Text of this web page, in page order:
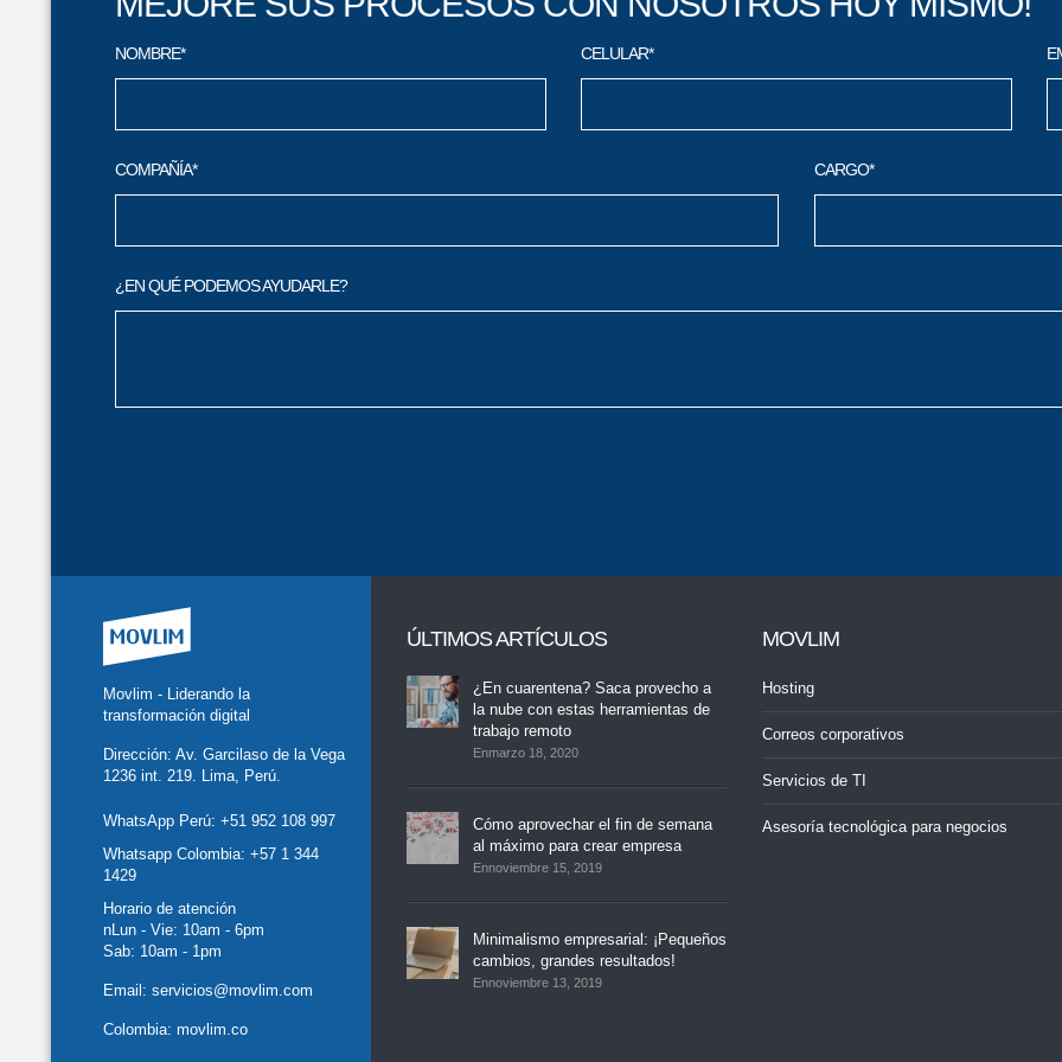
NOMBRE* CELULAR*
COMPAÑÍA* CARGO*
¿EN QUÉ PODEMOS AYUDARLE?
Movlim - Liderando la
transformación digital
Dirección: Av. Garcilaso de la Vega
1236 int. 219. Lima, Perú.
WhatsApp Perú: +51 952 108 997
Whatsapp Colombia: +57 1 344
1429
Horario de atención
nLun - Vie: 10am - 6pm
Sab: 10am - 1pm
Email: servicios@movlim.com
Colombia: movlim.co
ÚLTIMOS ARTÍCULOS
¿En cuarentena? Saca provecho a
la nube con estas herramientas de
trabajo remoto
Enmarzo 18, 2020
Cómo aprovechar el fin de semana
al máximo para crear empresa
Ennoviembre 15, 2019
Minimalismo empresarial: ¡Pequeños
cambios, grandes resultados!
Ennoviembre 13, 2019
MOVLIM
Hosting
Correos corporativos
Servicios de TI
Asesoría tecnológica para negocios